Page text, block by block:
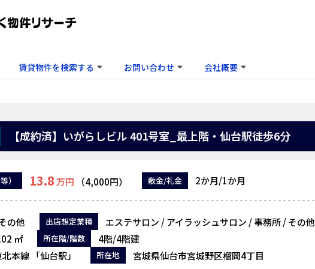
賃貸物件を検索する お問い合わせ 会社概要
【成約済】いがらしビル 401号室_最上階・仙台駅徒歩6分
） 13.8万円 （4,000円） 敷金/礼金 2か月/1か月
の他 出店想定業種 エステサロン / アイラッシュサロン / 事務所 / その他
㎡ 所在階/階数 4階/4階建
本線 「仙台駅」 所在地 宮城県仙台市宮城野区榴岡4丁目